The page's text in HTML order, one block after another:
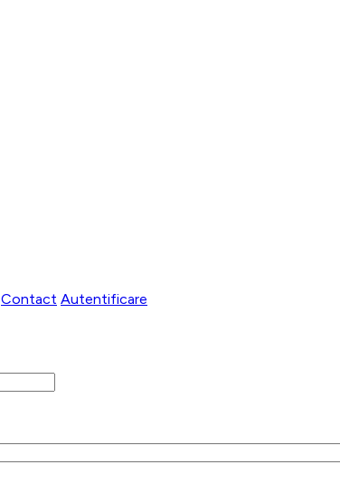
Contact Autentificare